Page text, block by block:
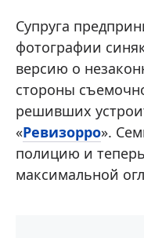
Супруга
фотографии
версию о
стороны
решивших
«Ревизорро».
полицию и
максимальной